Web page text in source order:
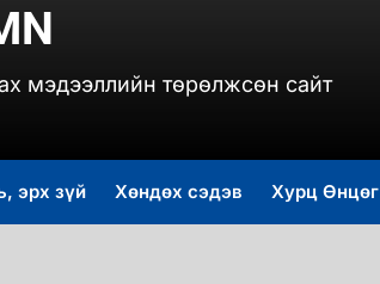
мэдээллийн төрөлжсөн сайт
эрх зүй Хөндөх сэдэв Хурц Өнцөг